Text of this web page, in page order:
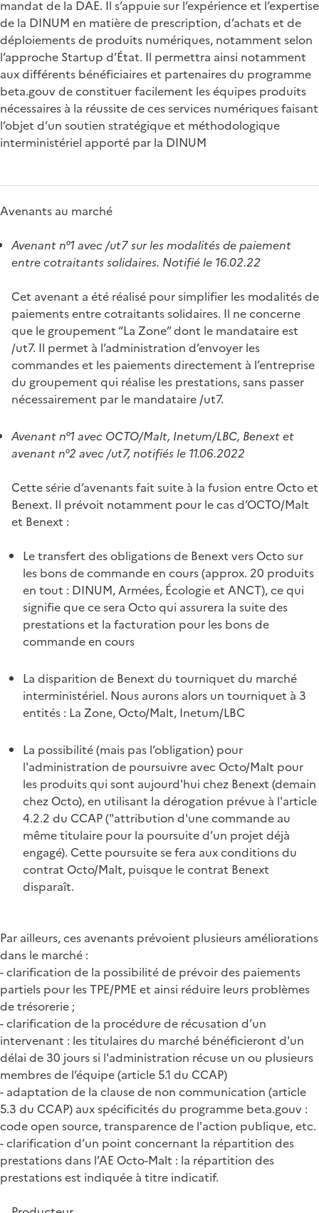
mandat de la DAE. Il s’appuie sur l’expérience et l’expertise
de la DINUM en matière de prescription, d’achats et de
déploiements de produits numériques, notamment selon
l’approche Startup d’État. Il permettra ainsi notamment
aux différents bénéficiaires et partenaires du programme
beta.gouv de constituer facilement les équipes produits
nécessaires à la réussite de ces services numériques faisant
l’objet d’un soutien stratégique et méthodologique
interministériel apporté par la DINUM
Avenants au marché
Avenant n°1 avec /ut7 sur les modalités de paiement
entre cotraitants solidaires. Notifié le 16.02.22
Cet avenant a été réalisé pour simplifier les modalités de
paiements entre cotraitants solidaires. Il ne concerne
que le groupement “La Zone” dont le mandataire est
/ut7. Il permet à l’administration d’envoyer les
commandes et les paiements directement à l’entreprise
du groupement qui réalise les prestations, sans passer
nécessairement par le mandataire /ut7.
Avenant n°1 avec OCTO/Malt, Inetum/LBC, Benext et
avenant n°2 avec /ut7, notifiés le 11.06.2022
Cette série d’avenants fait suite à la fusion entre Octo et
Benext. Il prévoit notamment pour le cas d’OCTO/Malt
et Benext :
Le transfert des obligations de Benext vers Octo sur
les bons de commande en cours (approx. 20 produits
en tout : DINUM, Armées, Écologie et ANCT), ce qui
signifie que ce sera Octo qui assurera la suite des
prestations et la facturation pour les bons de
commande en cours
La disparition de Benext du tourniquet du marché
interministériel. Nous aurons alors un tourniquet à 3
entités : La Zone, Octo/Malt, Inetum/LBC
La possibilité (mais pas l’obligation) pour
l'administration de poursuivre avec Octo/Malt pour
les produits qui sont aujourd'hui chez Benext (demain
chez Octo), en utilisant la dérogation prévue à l'article
4.2.2 du CCAP ("attribution d'une commande au
même titulaire pour la poursuite d’un projet déjà
engagé). Cette poursuite se fera aux conditions du
contrat Octo/Malt, puisque le contrat Benext
disparaît.
Par ailleurs, ces avenants prévoient plusieurs améliorations
dans le marché :
- clarification de la possibilité de prévoir des paiements
partiels pour les TPE/PME et ainsi réduire leurs problèmes
de trésorerie ;
- clarification de la procédure de récusation d’un
intervenant : les titulaires du marché bénéficieront d'un
délai de 30 jours si l'administration récuse un ou plusieurs
membres de l’équipe (article 5.1 du CCAP)
- adaptation de la clause de non communication (article
5.3 du CCAP) aux spécificités du programme beta.gouv :
code open source, transparence de l'action publique, etc.
- clarification d’un point concernant la répartition des
prestations dans l’AE Octo-Malt : la répartition des
prestations est indiquée à titre indicatif.